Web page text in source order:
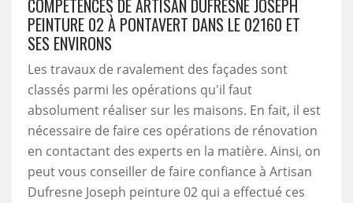
COMPÉTENCES DE ARTISAN DUFRESNE JOSEPH
PEINTURE 02 À PONTAVERT DANS LE 02160 ET
SES ENVIRONS
Les travaux de ravalement des façades sont
classés parmi les opérations qu'il faut
absolument réaliser sur les maisons. En fait, il est
nécessaire de faire ces opérations de rénovation
en contactant des experts en la matière. Ainsi, on
peut vous conseiller de faire confiance à Artisan
Dufresne Joseph peinture 02 qui a effectué ces